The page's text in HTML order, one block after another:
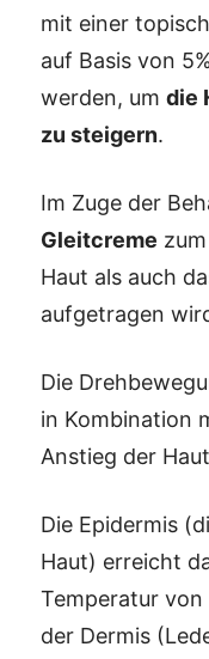
mit einer
auf Basis von
werden, um die
zu steigern.
Im Zuge der
Gleitcreme
Haut als auch
aufgetragen
Die
in Kombination
Anstieg der
Die Epidermis
Haut) erreicht
Temperatur
der Dermis